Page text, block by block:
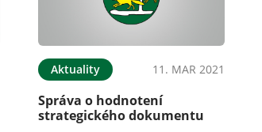
Aktuality 11. MAR 2021
Správa o hodnotení
strategického dokumentu